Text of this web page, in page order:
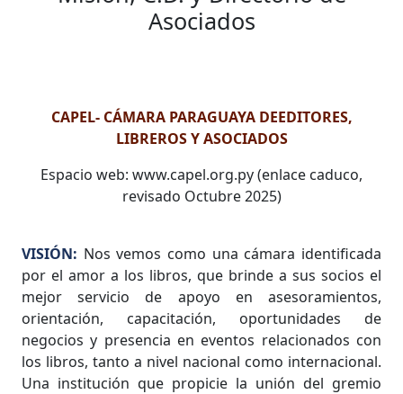
Asociados
CAPEL- CÁMARA PARAGUAYA DEEDITORES,
LIBREROS Y ASOCIADOS
Espacio web: www.capel.org.py (enlace caduco,
revisado Octubre 2025)
VISIÓN: Nos vemos como una cámara identificada
por el amor a los libros, que brinde a sus socios el
mejor servicio de apoyo en asesoramientos,
orientación, capacitación, oportunidades de
negocios y presencia en eventos relacionados con
los libros, tanto a nivel nacional como internacional.
Una institución que propicie la unión del gremio